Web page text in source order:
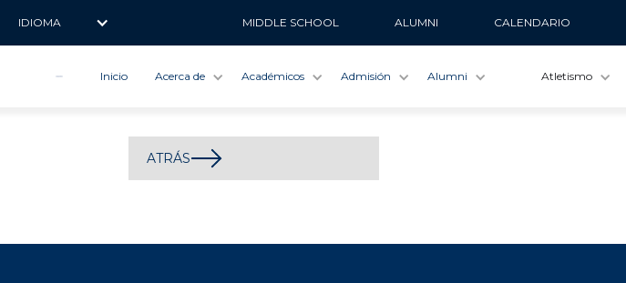
IDIOMA MIDDLE SCHOOL ALUMNI CALENDARIO
Inicio Acerca de Académicos Admisión Alumni Atletismo
ATRÁS